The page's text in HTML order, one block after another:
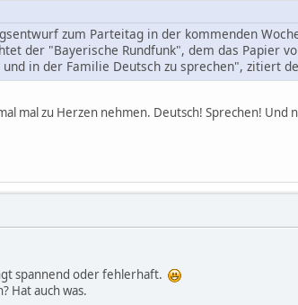
zum Parteitag in der kommenden
der "Bayerische Rundfunk", dem das Papier
in der Familie Deutsch zu sprechen", zitiert
mal zu Herzen nehmen. Deutsch! Sprechen! Und
spannend oder fehlerhaft.
Hat auch was.